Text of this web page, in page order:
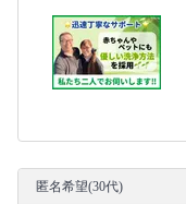
匿名希望(30代)